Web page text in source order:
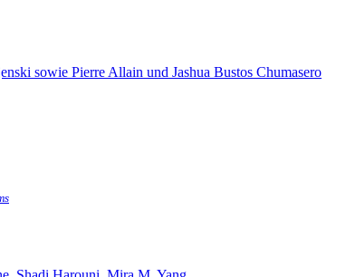
sowie Pierre Allain und Jashua Bustos Chumasero